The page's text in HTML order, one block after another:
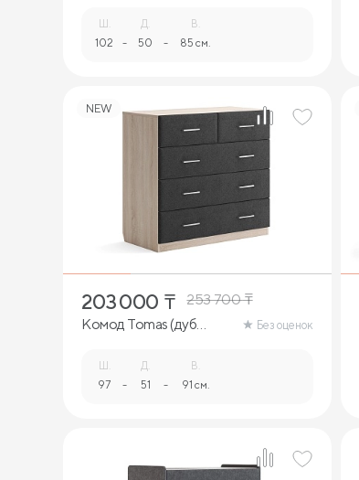
Ш.
102 -
Д.
50 -
В.
85 см.
NEW
203 000 ₸ 253 700₸
Комод Tomas (дуб
Без оценок
Ш.
97 -
Д.
51 -
В.
91 см.